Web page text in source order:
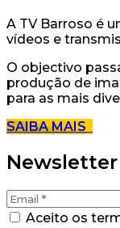
A TV Barroso é
vídeos e
O objectivo
produção de
para as mais
SAIBA MAIS
Newsletter
Aceito os